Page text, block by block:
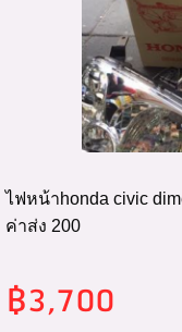
ไฟหน้าhonda civic
ค่าส่ง 200
฿3,700